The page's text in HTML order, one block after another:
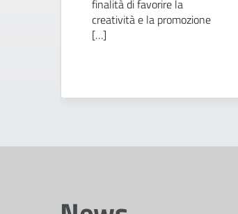
finalità di favorire la
creatività e la promozione
[…]